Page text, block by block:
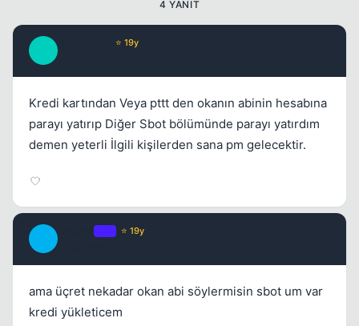
4 YANIT
⭐ 19y
Kredi kartından Veya pttt den okanın abinin hesabına
parayı yatırıp Diğer Sbot bölümünde parayı yatırdım
demen yeterli İlgili kişilerden sana pm gelecektir.
⭐ 19y
ama üçret nekadar okan abi söylermisin sbot um var
kredi yükleticem